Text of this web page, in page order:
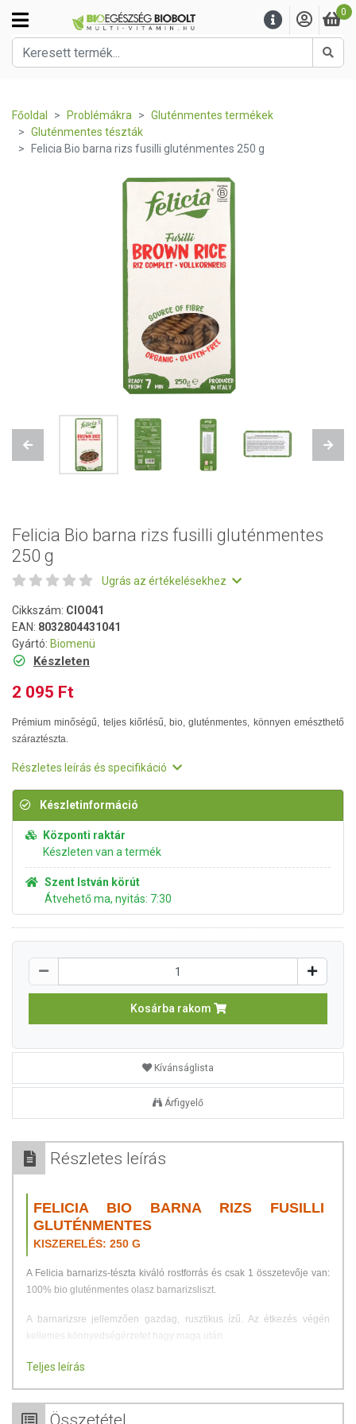
0
Főoldal Problémákra
Gluténmentes termékek
Gluténmentes tészták
Felicia Bio barna rizs fusilli gluténmentes 250 g
Previous Next
Felicia Bio barna rizs fusilli gluténmentes
250 g
Ugrás az értékelésekhez
Cikkszám: CIO041
EAN: 8032804431041
Gyártó: Biomenü
Készleten
2 095 Ft
Prémium minőségű, teljes kiőrlésű, bio, gluténmentes, könnyen emészthető
száraztészta.
Részletes leírás és specifikáció
Készletinformáció
Központi raktár
Készleten van a termék
Szent István körút
Átvehető ma, nyitás: 7:30
Kosárba rakom
Kívánságlista
Árfigyelő
Részletes leírás
FELICIA BIO BARNA RIZS FUSILLI
GLUTÉNMENTES
KISZERELÉS: 250 G
A Felicia barnarizs-tészta kiváló rostforrás és csak 1 összetevője van:
100% bio gluténmentes olasz barnarizsliszt.
A barnarizsre jellemzően gazdag, rusztikus ízű. Az étkezés végén
kellemes könnyedségérzetet hagy maga után.
A világ több mint 100 országában termesztett barnarizs magas
elősegítik a szervezet megfelelő működését. A barnarizs rostjai
Teljes leírás
Összetétel